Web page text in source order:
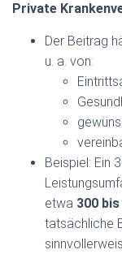
Private
Der Beitrag
u. a. von:
Beispiel: Ein
etwa 300
tatsächliche